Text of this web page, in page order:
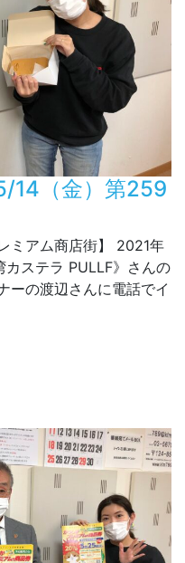
（金）第259
ミアム商店街】 2021年
ステラ PULLF》さんの
ーの渡辺さんに電話でイ